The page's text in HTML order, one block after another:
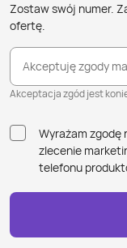
Zostaw swój numer.
ofertę.
Akceptuję zgody
Akceptacja zgód jest
Wyrażam zgodę
zlecenie
telefonu